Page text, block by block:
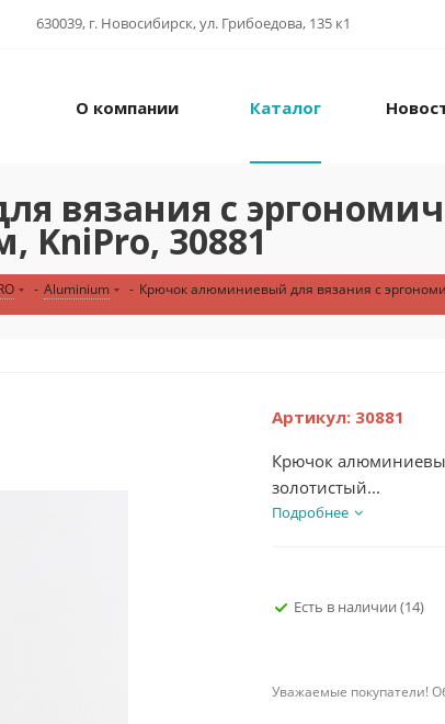
630039, г. Новосибирск, ул. Грибоедова, 135 к1
О компании Каталог
вязания с
KniPro, 30881
- Aluminium - Крючок алюминиевый для вязания с
Артикул: 30881
Крючок
золотистый...
Подробнее
Есть в наличии (14)
Уважаемые покупатели!